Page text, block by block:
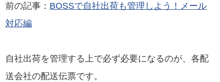
前の記事： BOSSで自社出荷も管理しよう！メール
対応編
自社出荷を管理する上で必ず必要になるのが、各配
送会社の配送伝票です。